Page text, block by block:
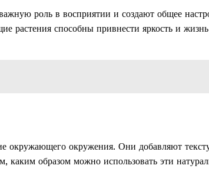
роль в восприятии и создают общее
растения способны привнести яркость и
окружающего окружения. Они добавляют
каким образом можно использовать эти